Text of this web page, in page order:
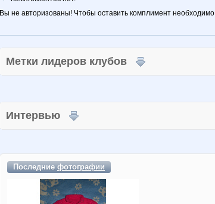
Вы не авторизованы! Чтобы оставить комплимент необходимо
Метки лидеров клубов
Интервью
Последниефотографии